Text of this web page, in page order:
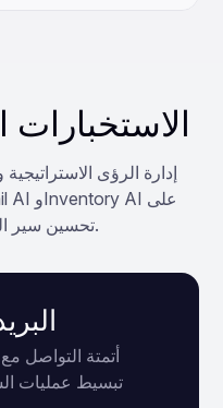
الاستخبارات
تحسين سير العمل التشغيلي لديك.
أتمتة التواصل
تبسيط عمليات